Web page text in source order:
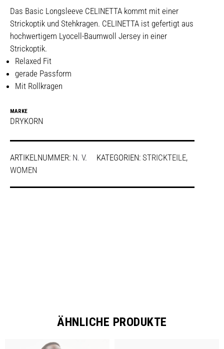
Das Basic Longsleeve CELINETTA kommt mit einer
Strickoptik und Stehkragen. CELINETTA ist gefertigt aus
hochwertigem Lyocell-Baumwoll Jersey in einer
Strickoptik.
Relaxed Fit
gerade Passform
Mit Rollkragen
MARKE
DRYKORN
ARTIKELNUMMER: N. V. KATEGORIEN: STRICKTEILE,
WOMEN
ÄHNLICHE PRODUKTE